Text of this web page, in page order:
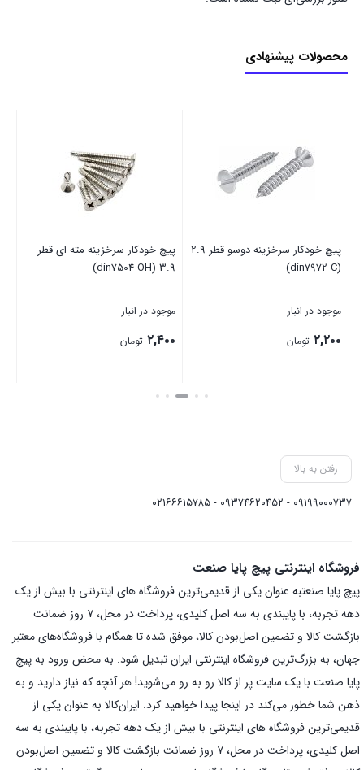
محصولات پیشنهادی
پیچ خودکار سرخزینه دوسو قطر 2.9
(din7972-C)
موجود در انبار
۲,۲۰۰ تومان
پیچ خودکار سرخزینه مته ای قطر
3.9 (din7504-OH)
موجود در انبار
۲,۴۰۰ تومان
بستن
رفتن به بالا
۰۹۱۹۹۰۰۰۷۳۷ - ۰۹۳۷۴۶۲۰۴۵۲ - ۰۲۱۶۶۶۱۵۷۸۵
فروشگاه اینترنتی پیچ پایا صنعت
پیچ پایا صنعتبه عنوان یکی از قدیمی‌ترین فروشگاه های اینترنتی با بیش از یک
دهه تجربه، با پایبندی به سه اصل کلیدی، پرداخت در محل، ۷ روز ضمانت
بازگشت کالا و تضمین اصل‌بودن کالا، موفق شده تا همگام با فروشگاه‌های معتبر
جهان، به بزرگ‌ترین فروشگاه اینترنتی ایران تبدیل شود. به محض ورود به پیچ
پایا صنعت با یک سایت پر از کالا رو به رو می‌شوید! هر آنچه که نیاز دارید و به
ذهن شما خطور می‌کند در اینجا پیدا خواهید کرد. ایران‌کالا به عنوان یکی از
قدیمی‌ترین فروشگاه های اینترنتی با بیش از یک دهه تجربه، با پایبندی به سه
اصل کلیدی، پرداخت در محل، ۷ روز ضمانت بازگشت کالا و تضمین اصل‌بودن